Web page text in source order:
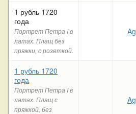
1 рубль 1720
года
Портрет Петра I в
латах. Плащ без
пряжки, с розеткой.
Ag
1 рубль 1720
года
Портрет Петра I в
латах. Плащ с
пряжкой, без
Ag